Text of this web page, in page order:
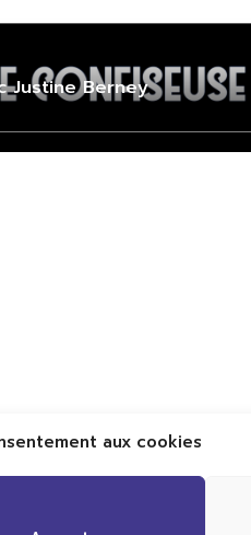
aux cookies
Justine Berney
Val TV